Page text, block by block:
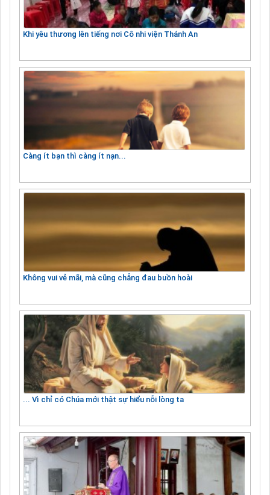
Khi yêu thương lên tiếng nơi Cô nhi viện Thánh An
Càng ít bạn thì càng ít nạn...
Không vui vẻ mãi, mà cũng chẳng đau buồn hoài
... Vì chỉ có Chúa mới thật sự hiểu nỗi lòng ta